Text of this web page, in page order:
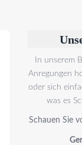
In unserem
Anregungen
oder sich
was es
Schauen Sie